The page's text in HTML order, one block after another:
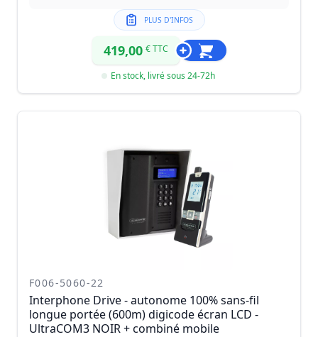
PLUS D'INFOS
419,00 € TTC
En stock, livré sous 24-72h
F006-5060-22
Interphone Drive - autonome 100% sans-fil
longue portée (600m) digicode écran LCD -
UltraCOM3 NOIR + combiné mobile